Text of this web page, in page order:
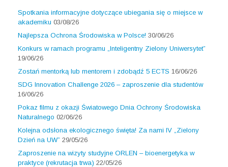
Spotkania informacyjne dotyczące ubiegania się o miejsce w
akademiku 03/08/26
Najlepsza Ochrona Środowiska w Polsce! 30/06/26
Konkurs w ramach programu „Inteligentny Zielony Uniwersytet”
19/06/26
Zostań mentorką lub mentorem i zdobądź 5 ECTS 16/06/26
SDG Innovation Challenge 2026 – zaproszenie dla studentów
16/06/26
Pokaz filmu z okazji Światowego Dnia Ochrony Środowiska
Naturalnego 02/06/26
Kolejna odsłona ekologicznego święta! Za nami IV „Zielony
Dzień na UW” 29/05/26
Zaproszenie na wizyty studyjne ORLEN – bioenergetyka w
praktyce (rekrutacja trwa) 22/05/26